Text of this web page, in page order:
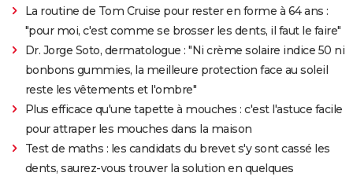
La routine de Tom Cruise pour rester en forme à 64 ans :
"pour moi, c'est comme se brosser les dents, il faut le faire"
Dr. Jorge Soto, dermatologue : "Ni crème solaire indice 50 ni
bonbons gummies, la meilleure protection face au soleil
reste les vêtements et l'ombre"
Plus efficace qu'une tapette à mouches : c'est l'astuce facile
pour attraper les mouches dans la maison
Test de maths : les candidats du brevet s'y sont cassé les
dents, saurez-vous trouver la solution en quelques